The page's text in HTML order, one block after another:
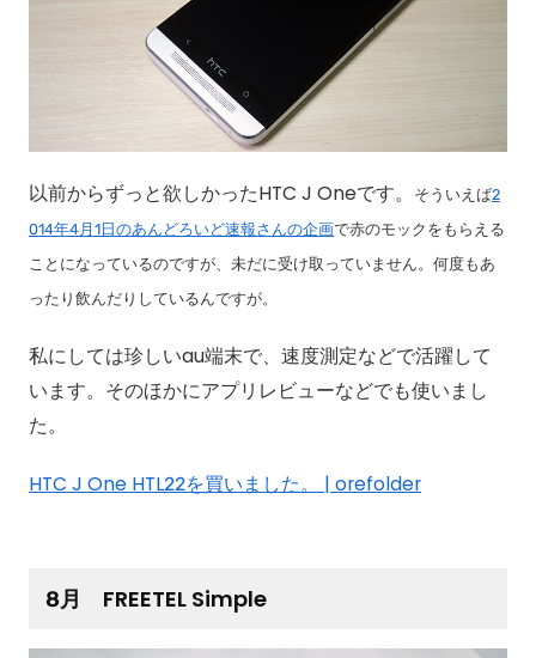
以前からずっと欲しかったHTC J Oneです。 そういえば2
014年4月1日のあんどろいど速報さんの企画で赤のモックをもらえる
ことになっているのですが、未だに受け取っていません。何度もあ
ったり飲んだりしているんですが。
私にしては珍しいau端末で、速度測定などで活躍して
います。そのほかにアプリレビューなどでも使いまし
た。
HTC J One HTL22を買いました。 | orefolder
8月 FREETEL Simple